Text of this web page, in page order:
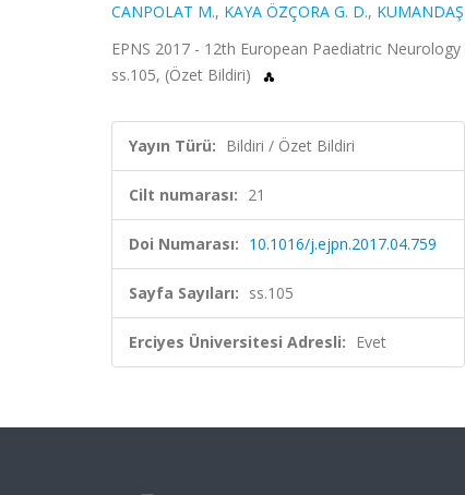
CANPOLAT M., KAYA ÖZÇORA G. D., KUMANDAŞ
EPNS 2017 - 12th European Paediatric
ss.105, (Özet Bildiri)
Yayın Türü: Bildiri / Özet Bildiri
Cilt numarası: 21
Doi Numarası: 10.1016/j.ejpn.2017.04.759
Sayfa Sayıları: ss.105
Erciyes Üniversitesi Adresli: Evet